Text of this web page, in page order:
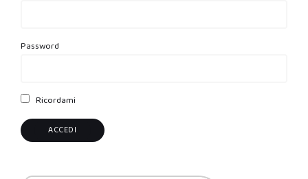
Password
Ricordami